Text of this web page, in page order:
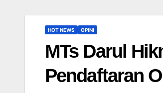
HOT NEWS OPINI
MTs Darul
Pendaftaran